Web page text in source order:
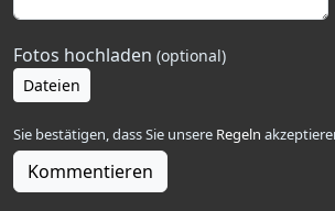
Fotos hochladen (optional)
Dateien
Sie bestätigen, dass Sie unsere Regeln
Kommentieren